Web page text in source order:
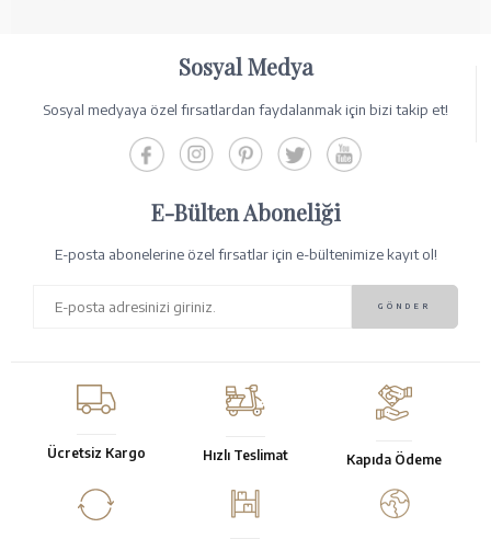
Sosyal Medya
Sosyal medyaya özel fırsatlardan faydalanmak için bizi takip et!
E-Bülten Aboneliği
E-posta abonelerine özel fırsatlar için e-bültenimize kayıt ol!
Ücretsiz Kargo Hızlı Teslimat Kapıda Ödeme